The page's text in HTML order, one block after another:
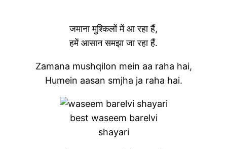
जमाना मुश्किलों में आ रहा हैं,
हमें आसान समझा जा रहा हैं.
Zamana mushqilon mein aa raha hai,
Humein aasan smjha ja raha hai.
best waseem barelvi
shayari